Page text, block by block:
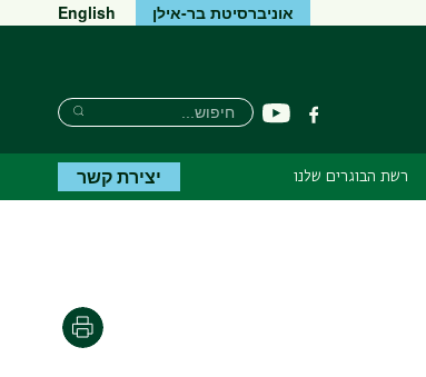
אוניברסיטת בר-אילן English
פייסבוקיוטיוב
חיפוש
חיפוש
חיפוש
רשת הבוגרים שלנו יצירת קשר
הדפסה